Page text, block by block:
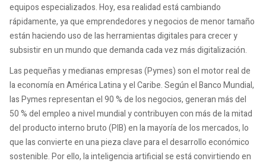
equipos especializados. Hoy, esa realidad está cambiando
rápidamente, ya que emprendedores y negocios de menor tamaño
están haciendo uso de las herramientas digitales para crecer y
subsistir en un mundo que demanda cada vez más digitalización.
Las pequeñas y medianas empresas (Pymes) son el motor real de
la economía en América Latina y el Caribe. Según el Banco Mundial,
las Pymes representan el 90 % de los negocios, generan más del
50 % del empleo a nivel mundial y contribuyen con más de la mitad
del producto interno bruto (PIB) en la mayoría de los mercados, lo
que las convierte en una pieza clave para el desarrollo económico
sostenible. Por ello, la inteligencia artificial se está convirtiendo en